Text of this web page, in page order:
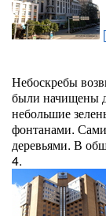
Небоскребы
были начищены
небольшие
фонтанами.
деревьями. В
4.